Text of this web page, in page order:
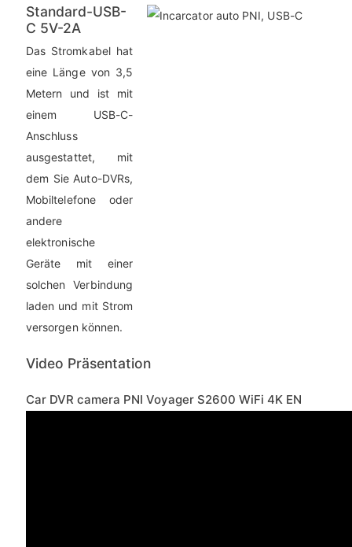
Standard-USB-
C 5V-2A
Das Stromkabel hat
eine Länge von 3,5
Metern und ist mit
einem USB-C-
Anschluss
ausgestattet, mit
dem Sie Auto-DVRs,
Mobiltelefone oder
andere
elektronische
Geräte mit einer
solchen Verbindung
laden und mit Strom
versorgen können.
Video Präsentation
Car DVR camera PNI Voyager S2600 WiFi 4K EN